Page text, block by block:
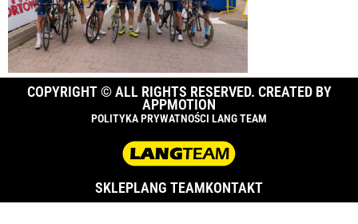
COPYRIGHT © ALL RIGHTS RESERVED. CREATED BY
APPMOTION
POLITYKA PRYWATNOŚCI LANG TEAM
SKLEPLANG TEAMKONTAKT